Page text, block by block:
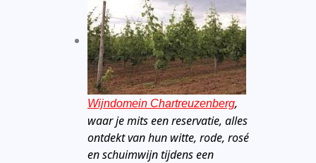
Wijndomein Chartreuzenberg,
waar je mits een reservatie, alles
ontdekt van hun witte, rode, rosé
en schuimwijn tijdens een